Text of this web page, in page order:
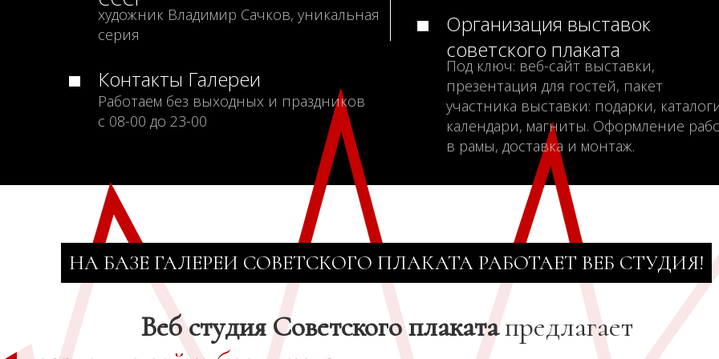
художник Владимир Сачков, уникальная
серия
Контакты Галереи
Работаем без выходных и праздников
с 08-00 до 23-00
Организация выставок
советского плаката
Под ключ: веб-сайт выставки,
презентация для гостей, пакет
участника выставки: подарки,
календари, магниты. Оформление
в рамы, доставка и монтаж.
НА БАЗЕ ГАЛЕРЕИ СОВЕТСКОГО ПЛАКАТА РАБОТАЕТ ВЕБ СТУДИЯ!
Веб студия Советского плакатапредлагает